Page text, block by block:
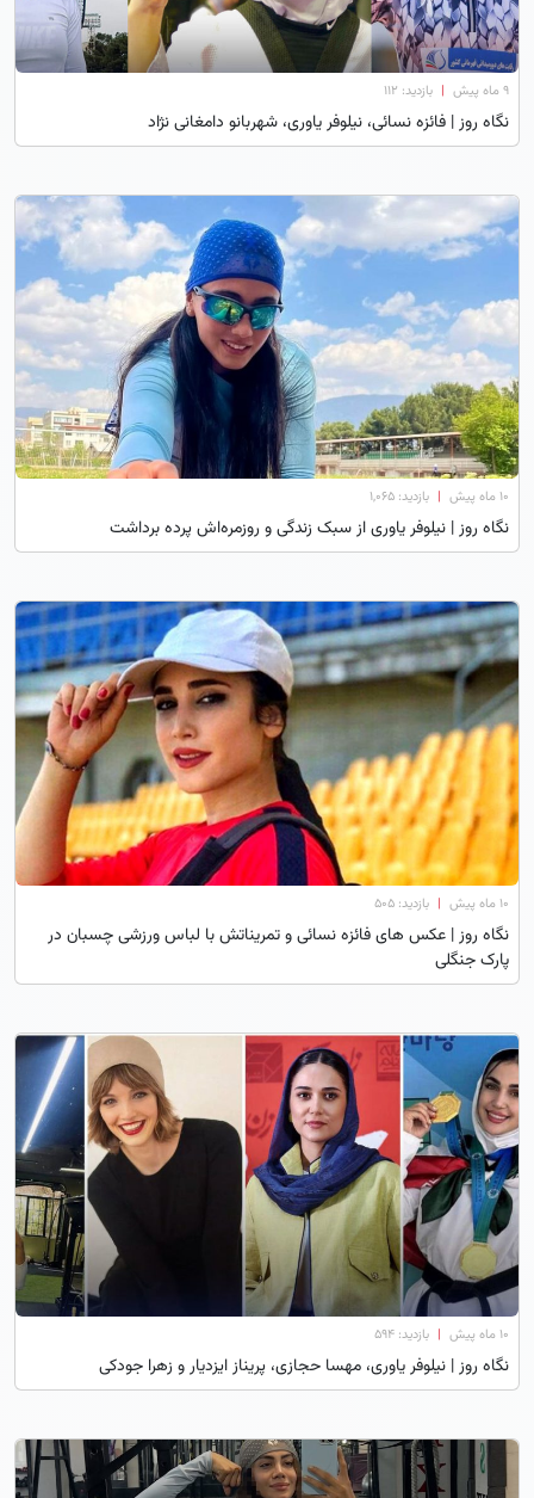
۹ ماه پیش | بازدید: 112
نگاه روز | فائزه نسائی، نیلوفر یاوری، شهربانو دامغانی نژاد
۱۰ ماه پیش | بازدید: 1,065
نگاه روز | نیلوفر یاوری از سبک زندگی و روزمره‌اش پرده برداشت
۱۰ ماه پیش | بازدید: 505
نگاه روز | عکس های فائزه نسائی و تمریناتش با لباس ورزشی چسبان در
پارک جنگلی
۱۰ ماه پیش | بازدید: 594
نگاه روز | نیلوفر یاوری، مهسا حجازی، پریناز ایزدیار و زهرا جودکی